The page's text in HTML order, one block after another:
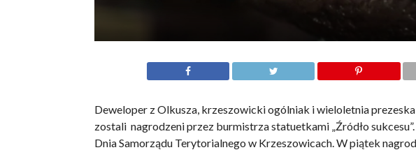
Deweloper z Olkusza, krzeszowicki ogólniak i wieloletnia
zostali nagrodzeni przez burmistrza statuetkami „Źródło
Dnia Samorządu Terytorialnego w Krzeszowicach. W piątek